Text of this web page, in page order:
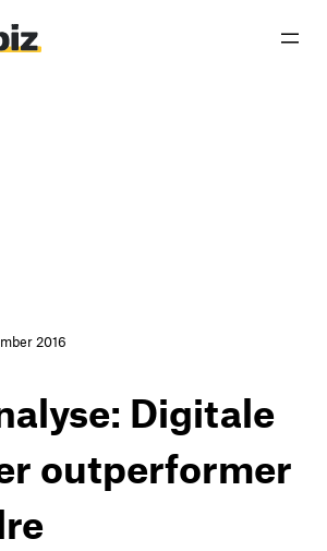
2016
Digitale
outperformer